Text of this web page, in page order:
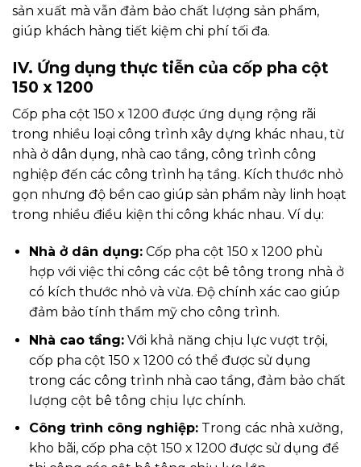
sản xuất mà vẫn đảm bảo chất lượng sản phẩm,
giúp khách hàng tiết kiệm chi phí tối đa.
IV. Ứng dụng thực tiễn của cốp pha cột
150 x 1200
Cốp pha cột 150 x 1200 được ứng dụng rộng rãi
trong nhiều loại công trình xây dựng khác nhau, từ
nhà ở dân dụng, nhà cao tầng, công trình công
nghiệp đến các công trình hạ tầng. Kích thước nhỏ
gọn nhưng độ bền cao giúp sản phẩm này linh hoạt
trong nhiều điều kiện thi công khác nhau. Ví dụ:
Nhà ở dân dụng:Cốp pha cột 150 x 1200 phù
hợp với việc thi công các cột bê tông trong nhà ở
có kích thước nhỏ và vừa. Độ chính xác cao giúp
đảm bảo tính thẩm mỹ cho công trình.
Nhà cao tầng:Với khả năng chịu lực vượt trội,
cốp pha cột 150 x 1200 có thể được sử dụng
trong các công trình nhà cao tầng, đảm bảo chất
lượng cột bê tông chịu lực chính.
Công trình công nghiệp:Trong các nhà xưởng,
kho bãi, cốp pha cột 150 x 1200 được sử dụng để